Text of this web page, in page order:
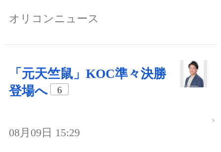
オリコンニュース
「元天竺鼠」KOC準々決勝
登場へ
6
08月09日 15:29